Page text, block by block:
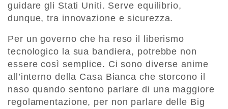
guidare gli Stati Uniti. Serve equilibrio,
dunque, tra innovazione e sicurezza.
Per un governo che ha reso il liberismo
tecnologico la sua bandiera, potrebbe non
essere così semplice. Ci sono diverse anime
all’interno della Casa Bianca che storcono il
naso quando sentono parlare di una maggiore
regolamentazione, per non parlare delle Big